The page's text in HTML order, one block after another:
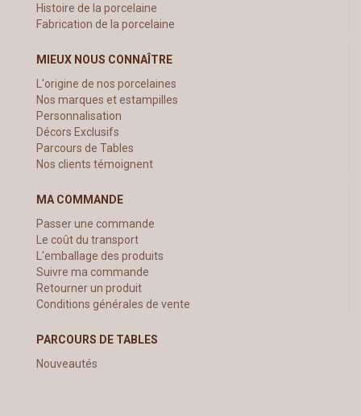
Histoire de la porcelaine
Fabrication de la porcelaine
MIEUX NOUS CONNAÎTRE
L'origine de nos porcelaines
Nos marques et estampilles
Personnalisation
Décors Exclusifs
Parcours de Tables
Nos clients témoignent
MA COMMANDE
Passer une commande
Le coût du transport
L'emballage des produits
Suivre ma commande
Retourner un produit
Conditions générales de vente
PARCOURS DE TABLES
Nouveautés